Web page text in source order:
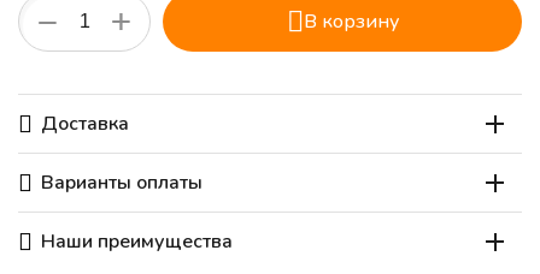
+
− В корзину
Доставка
Варианты оплаты
Наши преимущества